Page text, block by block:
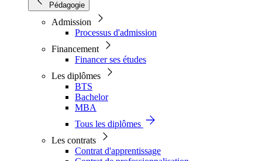
Pédagogie
Admission
Processus d'admission
Financement
Financer ses études
Les diplômes
BTS
Bachelor
MBA
Tous les diplômes
Les contrats
Contrat d'apprentissage